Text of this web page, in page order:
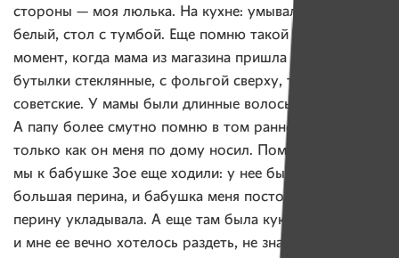
стороны — моя люлька. На кухне: умывальник, буфет
белый, стол с тумбой. Еще помню такой смутный
момент, когда мама из магазина пришла и принесла
бутылки стеклянные, с фольгой сверху, такие
советские. У мамы были длинные волосы кучерявые.
А папу более смутно помню в том раннем возрасте,
только как он меня по дому носил. Помню, как
мы к бабушке Зое еще ходили: у нее была такая
большая перина, и бабушка меня постоянно на эту
перину укладывала. А еще там была кукла в одежде,
и мне ее вечно хотелось раздеть, не знаю, почему